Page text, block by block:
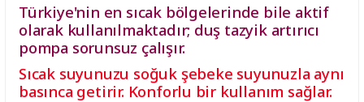
Türkiye'nin en sıcak bölgelerinde bile aktif
olarak kullanılmaktadır; duş tazyik artırıcı
pompa sorunsuz çalışır.
Sıcak suyunuzu soğuk şebeke suyunuzla aynı
basınca getirir. Konforlu bir kullanım sağlar.